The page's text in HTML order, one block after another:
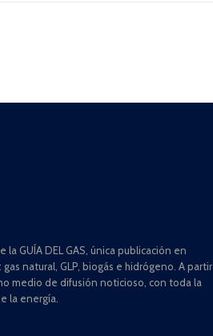
GUÍA DEL GAS, única publicación en
natural, GLP, biogás e hidrógeno. A partir
medio de difusión noticioso, con toda la
la energía.